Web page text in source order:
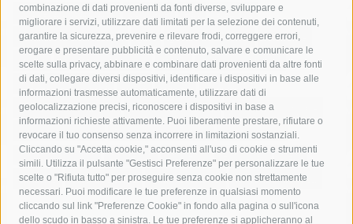
combinazione di dati provenienti da fonti diverse, sviluppare e
migliorare i servizi, utilizzare dati limitati per la selezione dei contenuti,
garantire la sicurezza, prevenire e rilevare frodi, correggere errori,
erogare e presentare pubblicità e contenuto, salvare e comunicare le
scelte sulla privacy, abbinare e combinare dati provenienti da altre fonti
di dati, collegare diversi dispositivi, identificare i dispositivi in base alle
informazioni trasmesse automaticamente, utilizzare dati di
geolocalizzazione precisi, riconoscere i dispositivi in base a
informazioni richieste attivamente. Puoi liberamente prestare, rifiutare o
revocare il tuo consenso senza incorrere in limitazioni sostanziali.
Cliccando su "Accetta cookie," acconsenti all'uso di cookie e strumenti
simili. Utilizza il pulsante "Gestisci Preferenze" per personalizzare le tue
scelte o "Rifiuta tutto" per proseguire senza cookie non strettamente
necessari. Puoi modificare le tue preferenze in qualsiasi momento
cliccando sul link "Preferenze Cookie" in fondo alla pagina o sull'icona
dello scudo in basso a sinistra. Le tue preferenze si applicheranno al
costiera amalfitana
covid-19 eav
elezioni
fondazione sorrento
gori guardia costiera
incidente
lavori
lorenzo balducelli mare
massa lubrense
massimo coppola
Meta napoli
ordinanza
penisola sorrentina
piano di sorrento
polizia municipale
protezione civile
Regione Campania
sant'agnello
sindaco cuomo
sorrento studenti temporali
treni
turismo
Vico Equense villa fiorentino vincenzo de luca